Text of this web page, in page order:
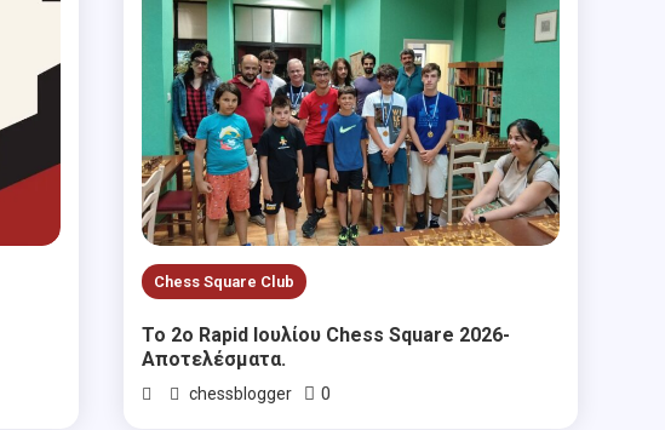
Chess Square Club
Το 2ο Rapid Ιουλίου Chess Square 2026-
Αποτελέσματα.
chessblogger 0